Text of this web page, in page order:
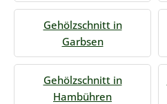
Gehölzschnitt in
Garbsen
Gehölzschnitt in
Hambühren